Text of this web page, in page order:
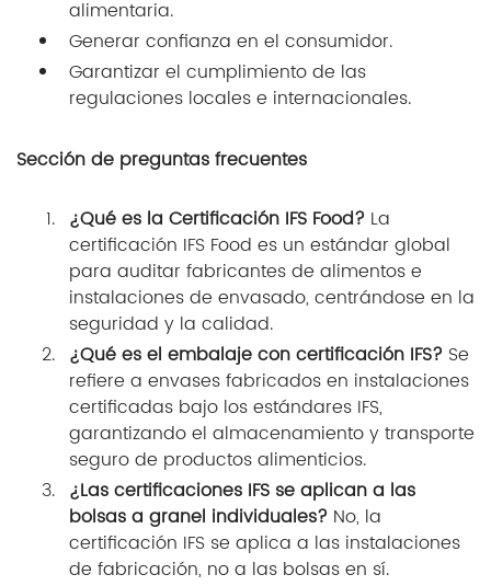
alimentaria.
Generar confianza en el consumidor.
Garantizar el cumplimiento de las
regulaciones locales e internacionales.
Sección de preguntas frecuentes
¿Qué es la Certificación IFS Food? La
certificación IFS Food es un estándar global
para auditar fabricantes de alimentos e
instalaciones de envasado, centrándose en la
seguridad y la calidad.
¿Qué es el embalaje con certificación IFS? Se
refiere a envases fabricados en instalaciones
certificadas bajo los estándares IFS,
garantizando el almacenamiento y transporte
seguro de productos alimenticios.
¿Las certificaciones IFS se aplican a las
bolsas a granel individuales? No, la
certificación IFS se aplica a las instalaciones
de fabricación, no a las bolsas en sí.